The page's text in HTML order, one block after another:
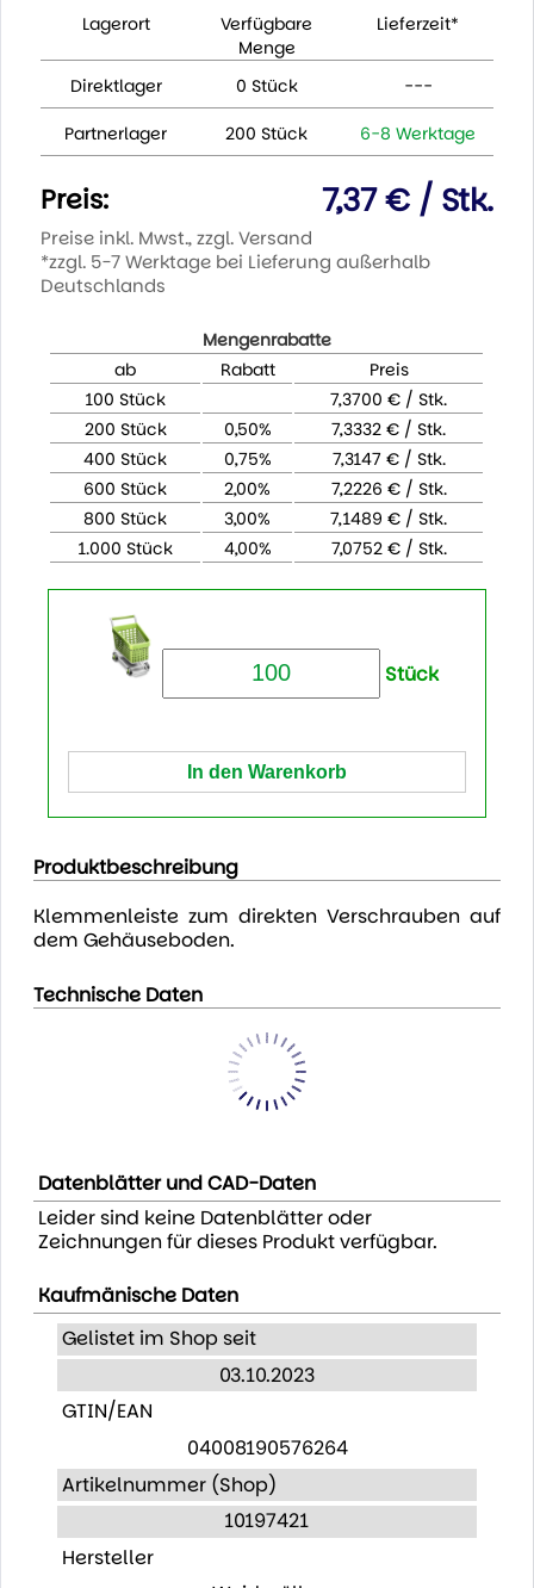
Lagerort
Verfügbare
Menge
Lieferzeit*
Direktlager 0 Stück ---
Partnerlager 200 Stück 6-8 Werktage
Preis: 7,37 € / Stk.
Preise inkl. Mwst., zzgl. Versand
*zzgl. 5-7 Werktage bei Lieferung außerhalb
Deutschlands
Mengenrabatte
ab
Rabatt
Preis
100 Stück
7,3700 € / Stk.
200 Stück
0,50%
7,3332 € / Stk.
400 Stück
0,75%
7,3147 € / Stk.
600 Stück
2,00%
7,2226 € / Stk.
800 Stück
3,00%
7,1489 € / Stk.
1.000 Stück
4,00% 7,0752 € / Stk.
Stück
Produktbeschreibung
Klemmenleiste zum direkten Verschrauben auf
dem Gehäuseboden.
Technische Daten
Datenblätter und CAD-Daten
Leider sind keine Datenblätter oder
Zeichnungen für dieses Produkt verfügbar.
Kaufmänische Daten
Gelistet im Shop seit
03.10.2023
GTIN/EAN
04008190576264
Artikelnummer (Shop)
10197421
Hersteller